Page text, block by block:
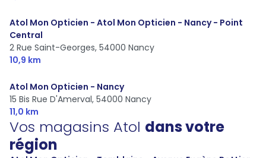
Atol Mon Opticien - Atol Mon Opticien - Nancy - Point
Central
2 Rue Saint-Georges, 54000 Nancy
10,9 km
Atol Mon Opticien - Nancy
15 Bis Rue D'Amerval, 54000 Nancy
11,0 km
Vos magasins Atol dans votre
région